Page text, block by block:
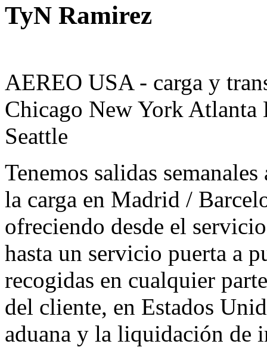
TyN Ramirez
AEREO USA - carga y
Chicago New York Atlanta
Seattle
Tenemos salidas
la carga en Madrid /
ofreciendo desde el
hasta un servicio puerta a
recogidas en cualquier
del cliente, en Estados
aduana y la liquidación de